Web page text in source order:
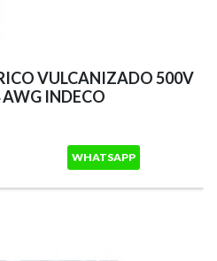
VULCANIZADO 500V
AWG INDECO
WHATSAPP